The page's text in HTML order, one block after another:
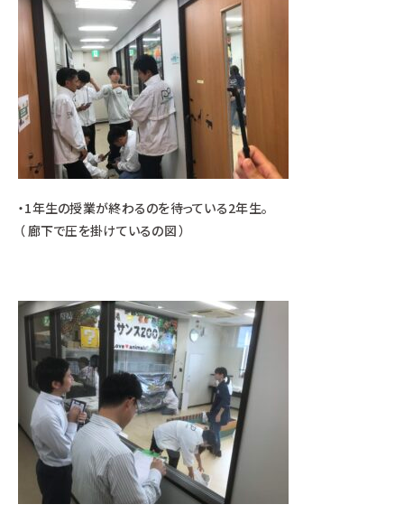
・1年生の授業が終わるのを待っている2年生。
（ 廊下で圧を掛けているの図 ）